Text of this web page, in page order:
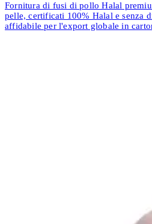
Fornitura di fusi di pollo Halal
pelle, certificati 100% Halal e senza
affidabile per l'export globale in